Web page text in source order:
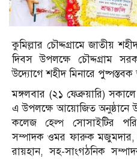
কুমিল্লার চৌদ্দগ্রামে জাতীয়
দিবস উপলক্ষে চৌদ্দগ্রাম
উদ্যোগে শহীদ মিনারে পুষ্পস্তবক
মঙ্গলবার (২১ ফেব্রুয়ারি)
এ উপলক্ষে আয়োজিত অনুষ্ঠানে
কলেজ হেল্প সোসাইটির
সম্পাদক ওমর ফারুক মজুমদার,
রায়হান, সহ-সাংগঠনিক